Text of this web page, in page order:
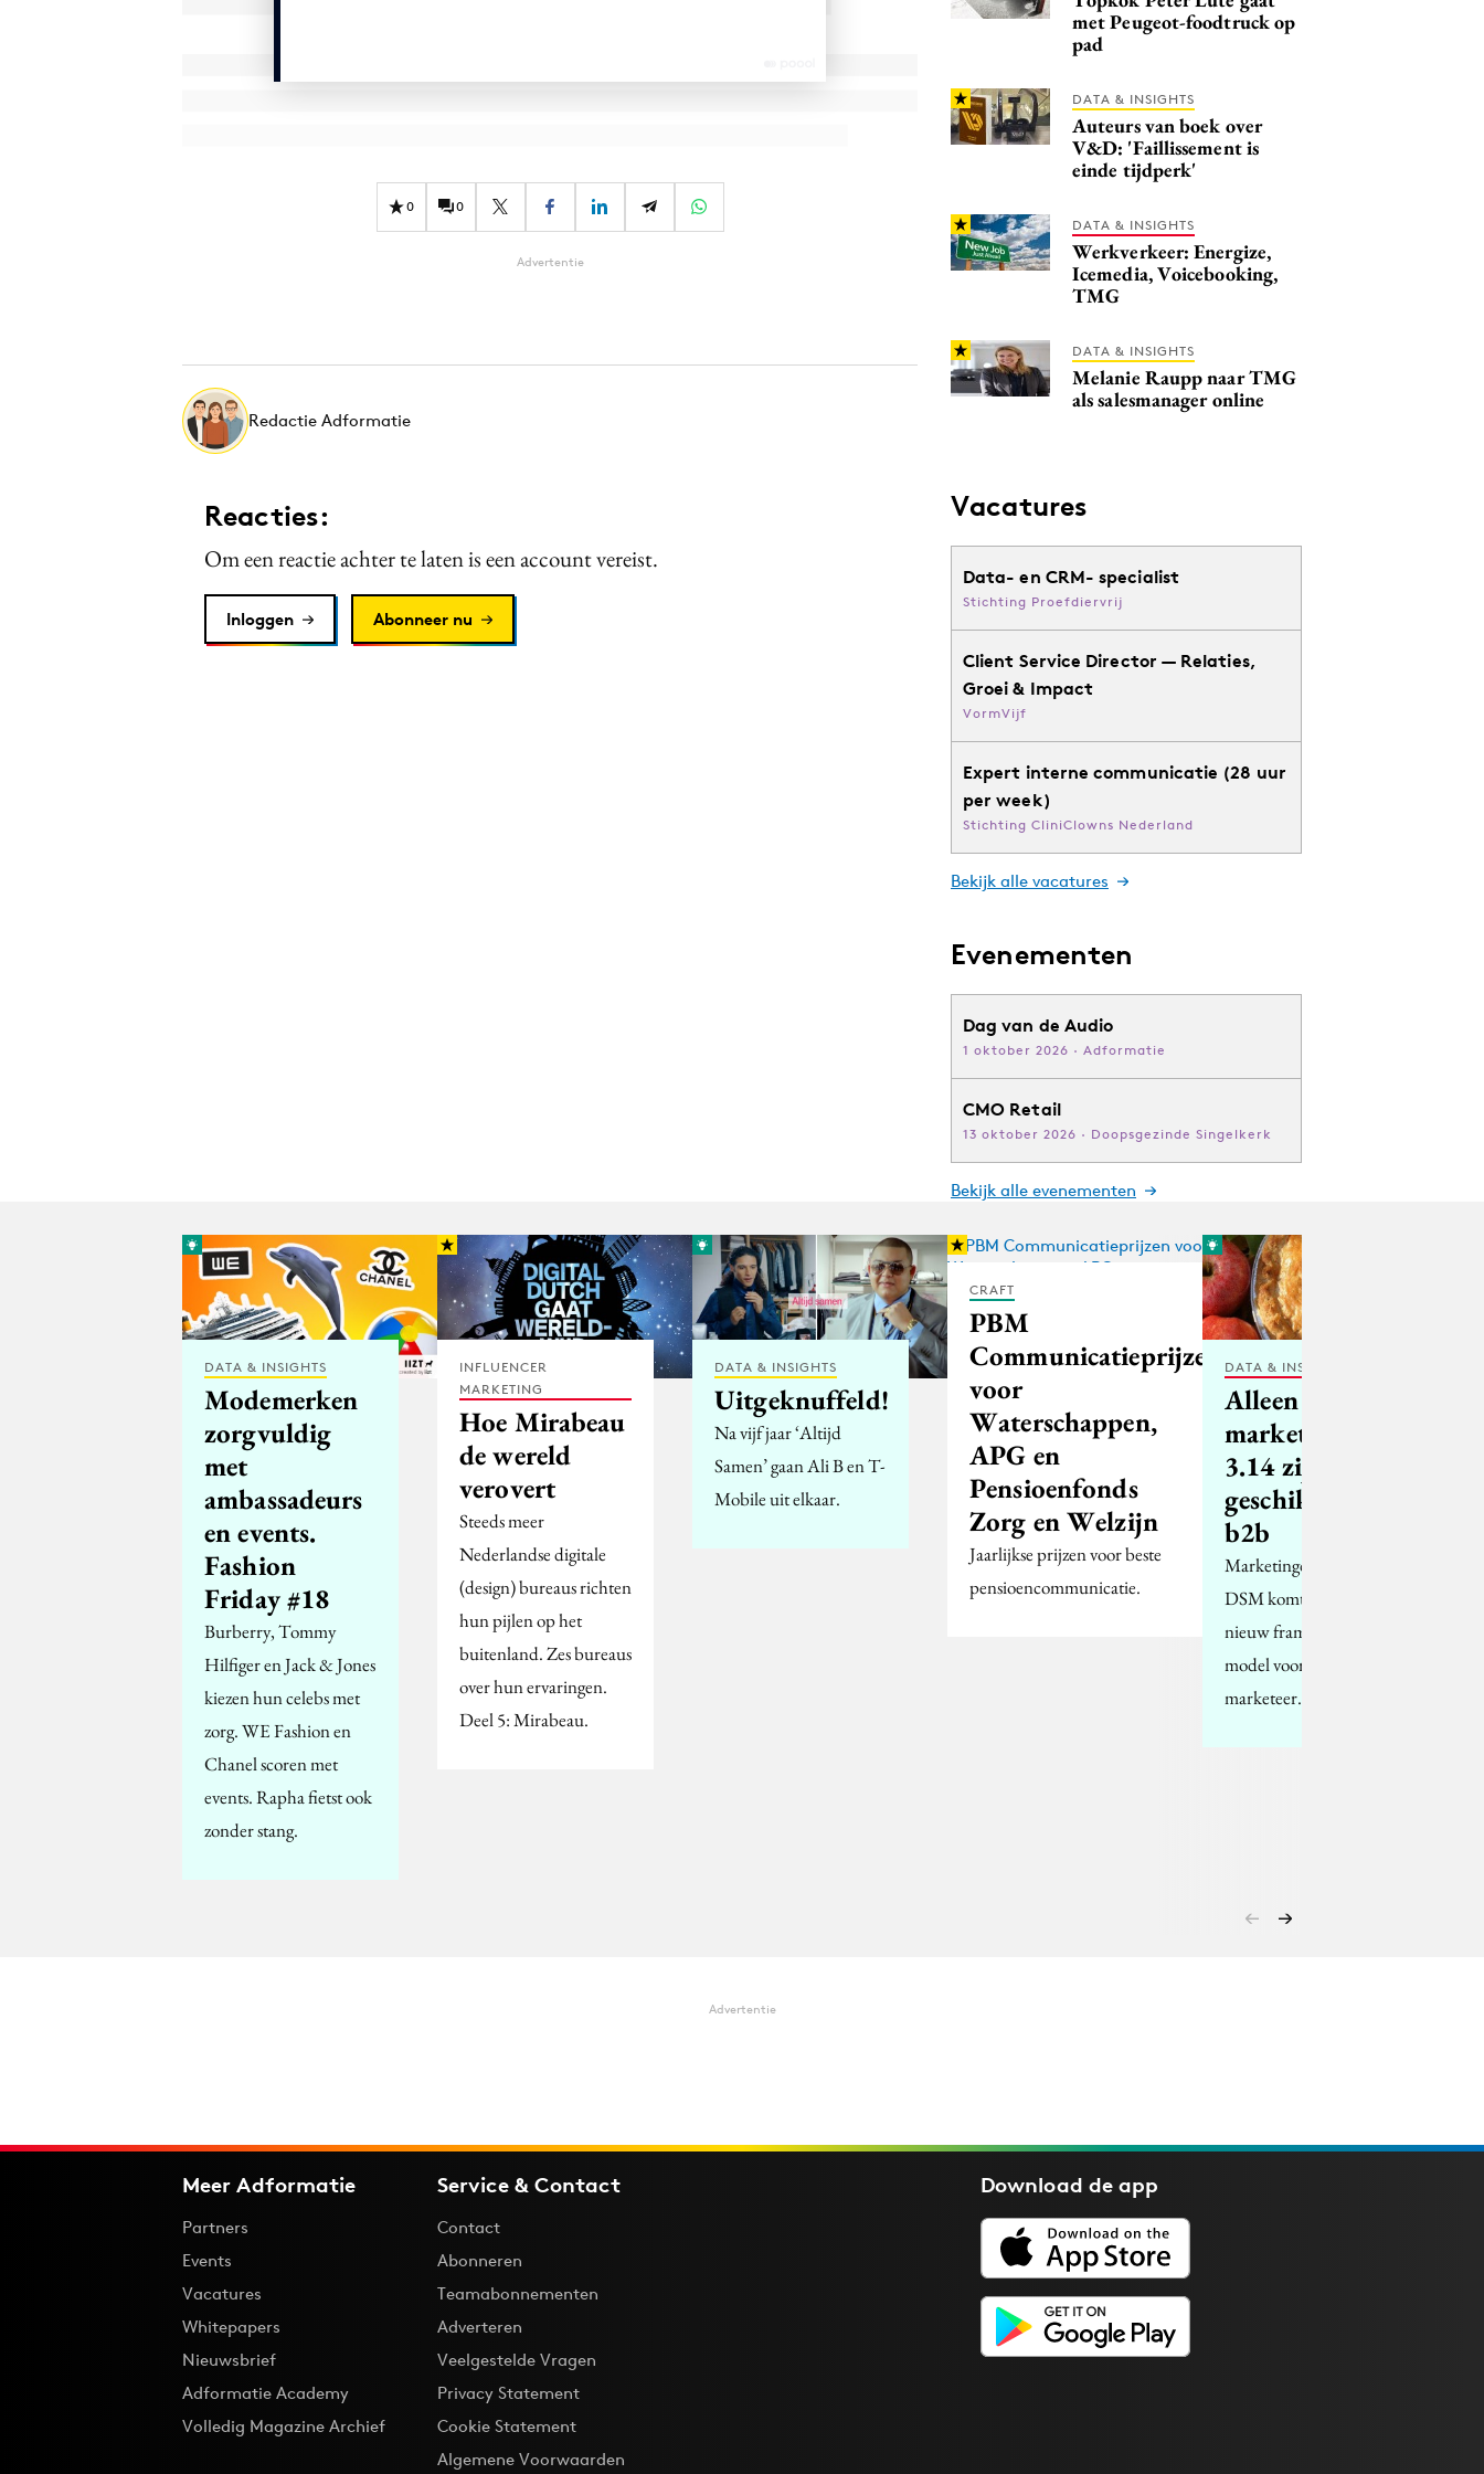
0 0
Advertentie
Redactie Adformatie
Reacties:
Om een reactie achter te laten is een account vereist.
Inloggen Abonneer nu
met Peugeot-foodtruck op
pad
DATA & INSIGHTS
Auteurs van boek over
V&D: 'Faillissement is
einde tijdperk'
DATA & INSIGHTS
Werkverkeer: Energize,
Icemedia, Voicebooking,
TMG
DATA & INSIGHTS
Melanie Raupp naar TMG
als salesmanager online
Vacatures
Data- en CRM- specialist
Stichting Proefdiervrij
Client Service Director — Relaties,
Groei & Impact
VormVijf
Expert interne communicatie (28 uur
per week)
Stichting CliniClowns Nederland
Bekijk alle vacatures
Evenementen
Dag van de Audio
1 oktober 2026 · Adformatie
CMO Retail
13 oktober 2026 · Doopsgezinde Singelkerk
Bekijk alle evenementen
DATA & INSIGHTS
Modemerken
zorgvuldig
met
ambassadeurs
en events.
Fashion
Friday #18
Burberry, Tommy
Hilfiger en Jack & Jones
kiezen hun celebs met
zorg. WE Fashion en
Chanel scoren met
events. Rapha fietst ook
zonder stang.
INFLUENCER
MARKETING
Hoe Mirabeau
de wereld
verovert
Steeds meer
Nederlandse digitale
(design) bureaus richten
hun pijlen op het
buitenland. Zes bureaus
over hun ervaringen.
Deel 5: Mirabeau.
DATA & INSIGHTS
Uitgeknuffeld!
Na vijf jaar ‘Altijd
Samen’ gaan Ali B en T-
Mobile uit elkaar.
CRAFT
PBM
Communicatieprijzen
voor
Waterschappen,
APG en
Pensioenfonds
Zorg en Welzijn
Jaarlijkse prijzen voor beste
pensioencommunicatie.
DATA & INSIGHTS
Alleen
marketeers
3.14 zijn
geschikt voor
b2b
Marketingdirecteur
DSM komt met een
nieuw framework-
model voor de b2b-
marketeer.
Advertentie
Meer Adformatie
Partners
Events
Vacatures
Whitepapers
Nieuwsbrief
Adformatie Academy
Volledig Magazine Archief
Service & Contact
Contact
Abonneren
Teamabonnementen
Adverteren
Veelgestelde Vragen
Privacy Statement
Cookie Statement
Algemene Voorwaarden
Download deapp